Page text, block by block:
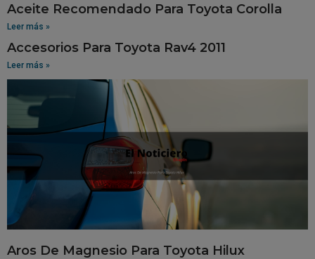
Aceite Recomendado Para Toyota Corolla
Leer más »
Accesorios Para Toyota Rav4 2011
Leer más »
Aros De Magnesio Para Toyota Hilux